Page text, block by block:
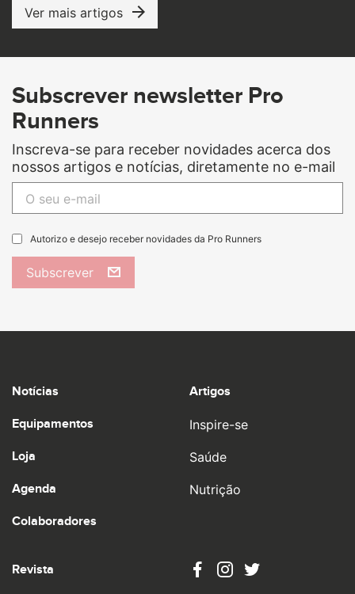
Ver mais artigos
Subscrever newsletter Pro
Runners
Inscreva-se para receber novidades acerca dos
nossos artigos e notícias, diretamente no e-mail
Autorizo e desejo receber novidades da Pro Runners
Subscrever
Notícias
Equipamentos
Loja
Agenda
Colaboradores
Artigos
Inspire-se
Saúde
Nutrição
Revista